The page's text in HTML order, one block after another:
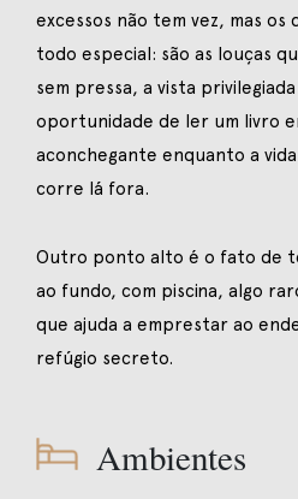
excessos não tem vez, mas
todo especial: são as louças
sem pressa, a vista
oportunidade de ler um livro
aconchegante enquanto a
corre lá fora.
Outro ponto alto é o fato de
ao fundo, com piscina, algo
que ajuda a emprestar ao
refúgio secreto.
Ambientes